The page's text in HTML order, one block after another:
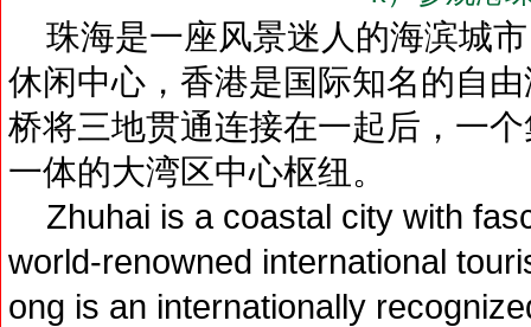
珠海是一座风景迷人的海滨城
休闲中心，香港是国际知名的自
桥将三地贯通连接在一起后，一
一体的大湾区中心枢纽。
Zhuhai is a coastal city with
world-renowned international
ong is an internationally